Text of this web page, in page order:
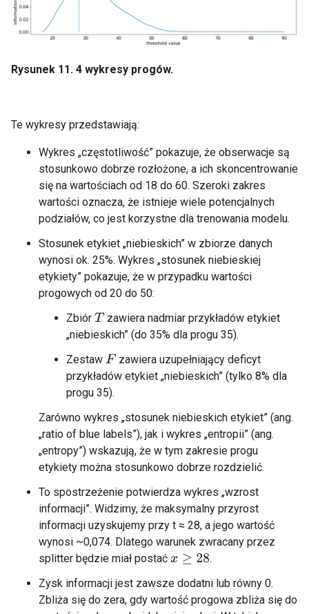
Rysunek 11. 4 wykresy progów.
Te wykresy przedstawiają:
Wykres „częstotliwość” pokazuje, że obserwacje są
stosunkowo dobrze rozłożone, a ich skoncentrowanie
się na wartościach od 18 do 60. Szeroki zakres
wartości oznacza, że istnieje wiele potencjalnych
podziałów, co jest korzystne dla trenowania modelu.
Stosunek etykiet „niebieskich” w zbiorze danych
wynosi ok. 25%. Wykres „stosunek niebieskiej
etykiety” pokazuje, że w przypadku wartości
progowych od 20 do 50:
Zbiór T zawiera nadmiar przykładów etykiet
„niebieskich” (do 35% dla progu 35).
Zestaw F zawiera uzupełniający deficyt
przykładów etykiet „niebieskich” (tylko 8% dla
progu 35).
Zarówno wykres „stosunek niebieskich etykiet” (ang.
„ratio of blue labels”), jak i wykres „entropii” (ang.
„entropy”) wskazują, że w tym zakresie progu
etykiety można stosunkowo dobrze rozdzielić.
To spostrzeżenie potwierdza wykres „wzrost
informacji”. Widzimy, że maksymalny przyrost
informacji uzyskujemy przy t ≈ 28, a jego wartość
wynosi ~0,074. Dlatego warunek zwracany przez
splitter będzie miał postać x≥ 28
.
Zysk informacji jest zawsze dodatni lub równy 0.
Zbliża się do zera, gdy wartość progowa zbliża się do